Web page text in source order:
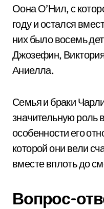
Оона О’Нил, с
году и остался
них было восемь
Джозефин,
Аниелла.
Семья и браки
значительную роль
особенности его
которой они вели
вместе вплоть до
Вопрос-